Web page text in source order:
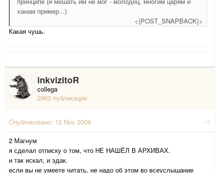
ханам пример...)
<{POST_SNAPBACK}>
Какая чушь.
inkvizitoR
collega
2963 публикации
Опубликовано: 12 Nov 2009
2 Магнум
я сделал отписку о том, что НЕ НАШЁЛ В АРХИВАХ.
и так искал, и эдак.
если вы не умеете читать, не надо об этом во всеуслышание